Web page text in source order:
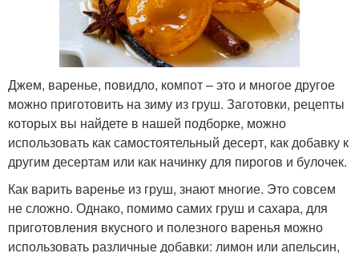
Джем, варенье, повидло, компот – это и многое другое
можно приготовить на зиму из груш. Заготовки, рецепты
которых вы найдете в нашей подборке, можно
использовать как самостоятельный десерт, как добавку к
другим десертам или как начинку для пирогов и булочек.
Как варить варенье из груш, знают многие. Это совсем
не сложно. Однако, помимо самих груш и сахара, для
приготовления вкусного и полезного варенья можно
использовать различные добавки: лимон или апельсин,